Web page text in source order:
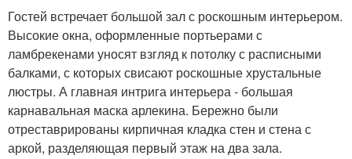
Гостей встречает большой зал с роскошным интерьером.
Высокие окна, оформленные портьерами с
ламбрекенами уносят взгляд к потолку с расписными
балками, с которых свисают роскошные хрустальные
люстры. А главная интрига интерьера - большая
карнавальная маска арлекина. Бережно были
отреставрированы кирпичная кладка стен и стена с
аркой, разделяющая первый этаж на два зала.